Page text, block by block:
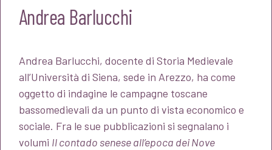
Andrea Barlucchi
Andrea Barlucchi, docente di Storia Medievale
all’Università di Siena, sede in Arezzo, ha come
oggetto di indagine le campagne toscane
bassomedievali da un punto di vista economico e
sociale. Fra le sue pubblicazioni si segnalano i
volumi Il contado senese all’epoca dei Nove